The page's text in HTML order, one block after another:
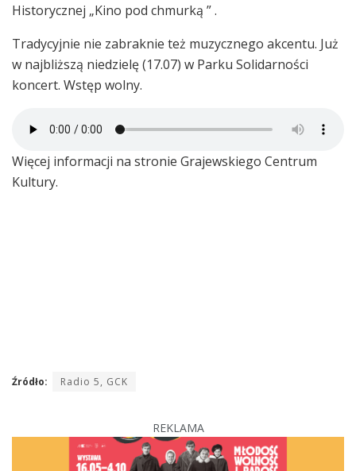
Historycznej „Kino pod chmurką ” .
Tradycyjnie nie zabraknie też muzycznego akcentu. Już
w najbliższą niedzielę (17.07) w Parku Solidarności
koncert. Wstęp wolny.
Więcej informacji na stronie Grajewskiego Centrum
Kultury.
Źródło: Radio 5, GCK
REKLAMA